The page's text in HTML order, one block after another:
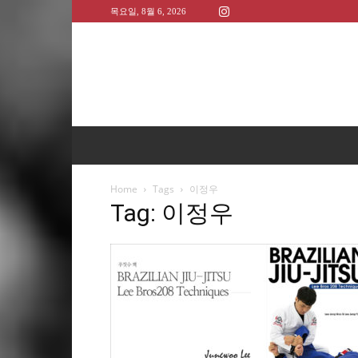
목요일, 8월 6, 2026
Home Tags 이정우
Tag: 이정우